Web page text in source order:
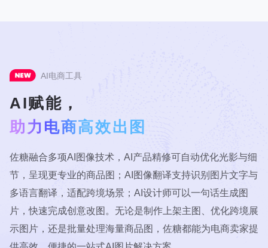
AI电商工具
AI赋能，
助力电商高效出图
佐糖融合多项AI图像技术，AI产品精修可自动优化光影与细
节，呈现更专业的商品图；AI图像翻译支持识别图片文字与
多语言翻译，适配跨境场景；AI设计师可以一句话生成图
片，快速完成创意改图。无论是制作上架主图、优化跨境展
示图片，还是批量处理海量商品图，佐糖都能为电商卖家提